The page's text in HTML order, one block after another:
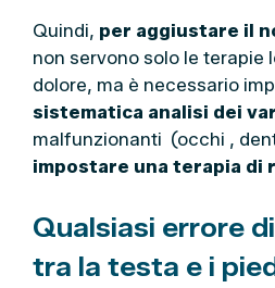
Quindi, per aggiustare il
non servono solo le terapie
dolore, ma è necessario
sistematica analisi dei
malfunzionanti (occhi ,
impostare una terapia di
Qualsiasi errore
tra la testa e i